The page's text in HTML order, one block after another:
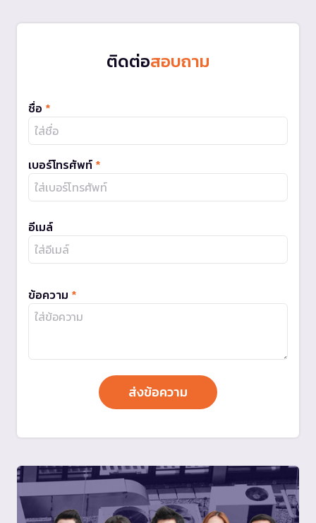
ติดต่อสอบถาม
ชื่อ *
เบอร์โทรศัพท์ *
อีเมล์
ข้อความ *